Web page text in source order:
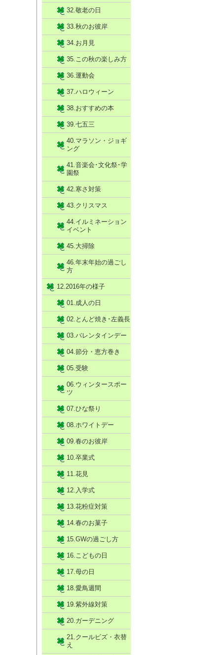
32.敬老の日
33.秋のお彼岸
34.お月見
35.この秋の楽しみ方
36.運動会
37.ハロウィーン
38.おすすめの本
39.七五三
40.マラソン・ジョギ
ング
41.音楽会･文化祭･学
園祭
42.寒さ対策
43.クリスマス
44.イルミネーション
イベント
45.大掃除
46.年末年始の過ごし
方
12.2016年の様子
01.成人の日
02.とんど焼き･左義長
03.バレンタインデー
04.節分・恵方巻き
05.受験
06.ウィンタースポー
ツ
07.ひな祭り
08.ホワイトデー
09.春のお彼岸
10.卒業式
11.花見
12.入学式
13.花粉症対策
14.春のお菓子
15.GWの過ごし方
16.こどもの日
17.母の日
18.愛鳥週間
19.紫外線対策
20.ガーデニング
21.クールビズ・衣替
え